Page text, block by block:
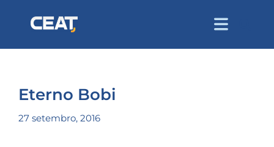
Eterno Bobi
27 setembro, 2016